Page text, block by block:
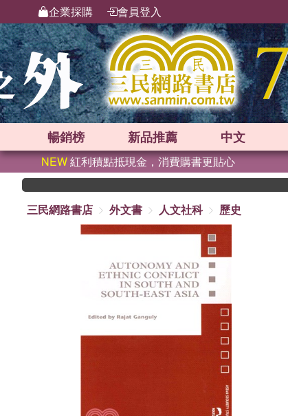
企業採購 會員登入
暢銷榜 新品推薦 中文
NEW紅利積點抵現金，消費購書更貼心
三民網路書店
外文書 人文社科 歷史